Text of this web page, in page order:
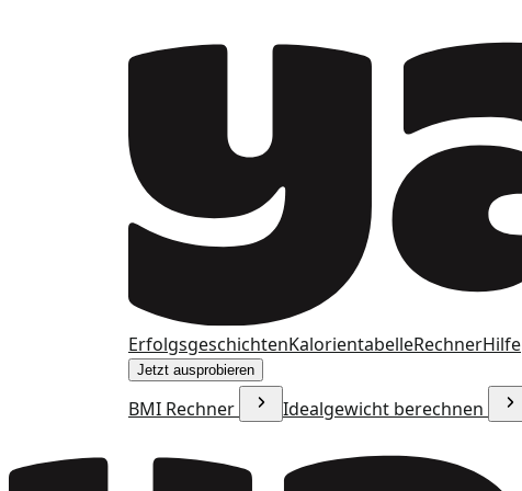
ErfolgsgeschichtenKalorientabelleRechnerHilfe
Jetzt ausprobieren
BMI Rechner Idealgewicht berechnen